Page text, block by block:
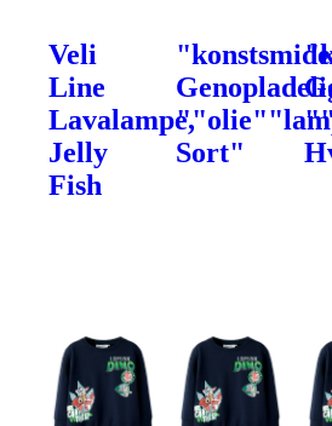
Veli
Line
Lavalampe,
Jelly
Fish
"konstsmide
Sort"